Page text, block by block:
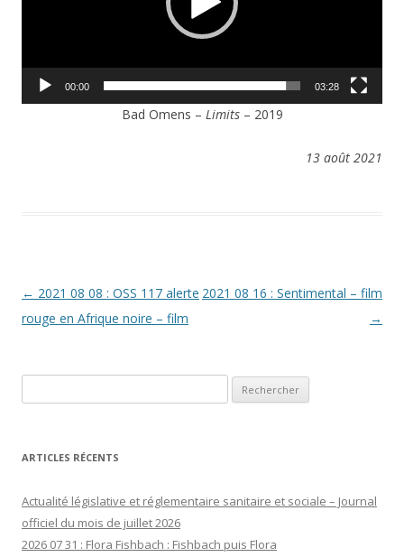
00:00 03:28
Bad Omens – Limits– 2019
13 août 2021
Navigation
des
← 2021 08 08 : OSS 117 alerte
rouge en Afrique noire – film
2021 08 16 : Sentimental – film
→
ARTICLES RÉCENTS
Actualité législative et réglementaire sanitaire et sociale – Journal
officiel du mois de juillet 2026
2026 07 31 : Flora Fishbach : Fishbach puis Flora